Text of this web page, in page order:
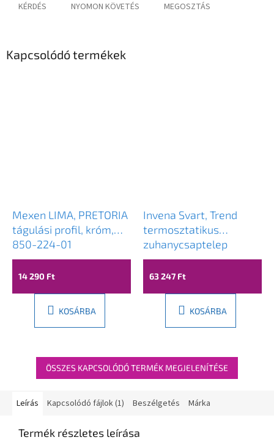
KÉRDÉS NYOMON KÖVETÉS MEGOSZTÁS
Kapcsolódó termékek
Mexen LIMA, PRETORIA
tágulási profil, króm,
850-224-01
14 290 Ft
KOSÁRBA
Invena Svart, Trend
termosztatikus
zuhanycsaptelep
zuhanygarnitúrával
Svart 25x25 cm, króm,
63 247 Ft
KOSÁRBA
ÖSSZES KAPCSOLÓDÓ TERMÉK MEGJELENÍTÉSE
Leírás Kapcsolódó fájlok (1) Beszélgetés Márka
Termék részletes leírása